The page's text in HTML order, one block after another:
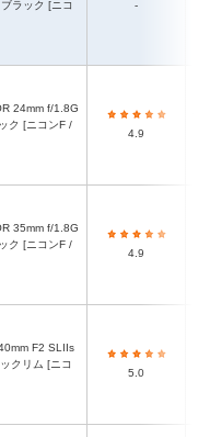
ラック [ニコ
-
ク [ニコンF /
4.9
ク [ニコンF /
4.9
クリム [ニコ
5.0